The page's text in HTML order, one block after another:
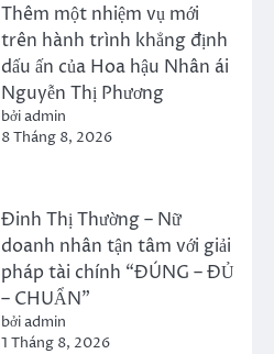
Thêm một nhiệm vụ mới
trên hành trình khẳng định
dấu ấn của Hoa hậu Nhân ái
Nguyễn Thị Phương
bởi admin
8 Tháng 8, 2026
Đinh Thị Thường – Nữ
doanh nhân tận tâm với giải
pháp tài chính “ĐÚNG – ĐỦ
– CHUẨN”
bởi admin
1 Tháng 8, 2026